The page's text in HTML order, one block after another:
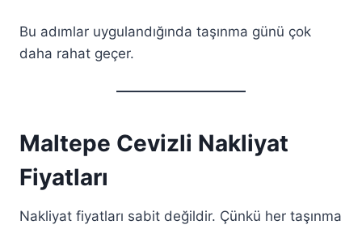
Bu adımlar uygulandığında taşınma günü çok
daha rahat geçer.
Maltepe Cevizli Nakliyat
Fiyatları
Nakliyat fiyatları sabit değildir. Çünkü her taşınma